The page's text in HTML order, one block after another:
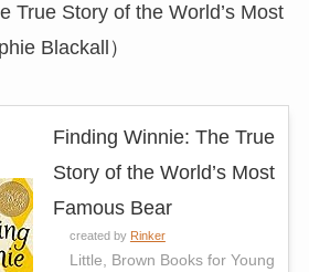
True Story of the World’s Most
Blackall）
Finding Winnie: The True
Story of the World’s Most
Famous Bear
created by Rinker
Little, Brown Books for Young